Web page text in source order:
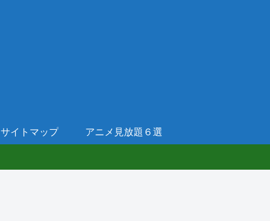
サイトマップ アニメ見放題６選